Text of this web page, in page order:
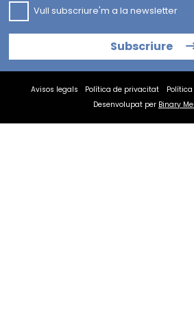
Vull subscriure'm a la newsletter
Subscriure
Avisos legals Política de privacitat
Desenvolupat per Binary